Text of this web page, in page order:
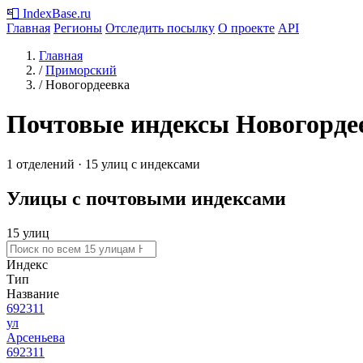
📮 IndexBase.ru
Главная Регионы Отследить посылку О проекте API
Главная
/ Приморский
/ Новогордеевка
Почтовые индексы
1 отделений · 15 улиц с индексами
Улицы с почтовыми индексами
15 улиц
Индекс
Тип
Название
692311
ул
Арсеньева
692311